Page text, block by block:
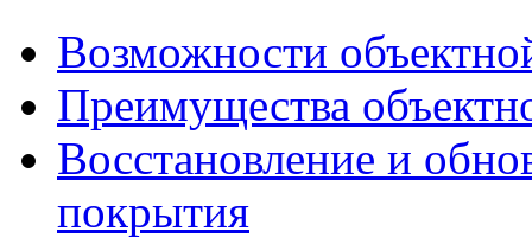
Возможности
Преимущества
Восстановление и
покрытия